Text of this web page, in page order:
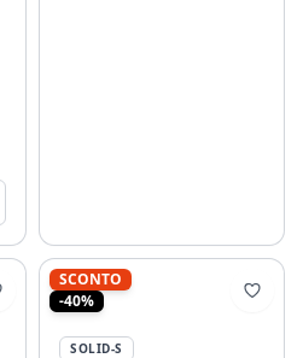
SCONTO
-40%
SOLID-S